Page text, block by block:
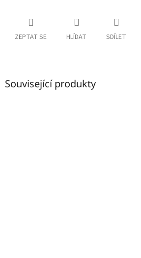
ZEPTAT SE HLÍDAT SDÍLET
Související produkty